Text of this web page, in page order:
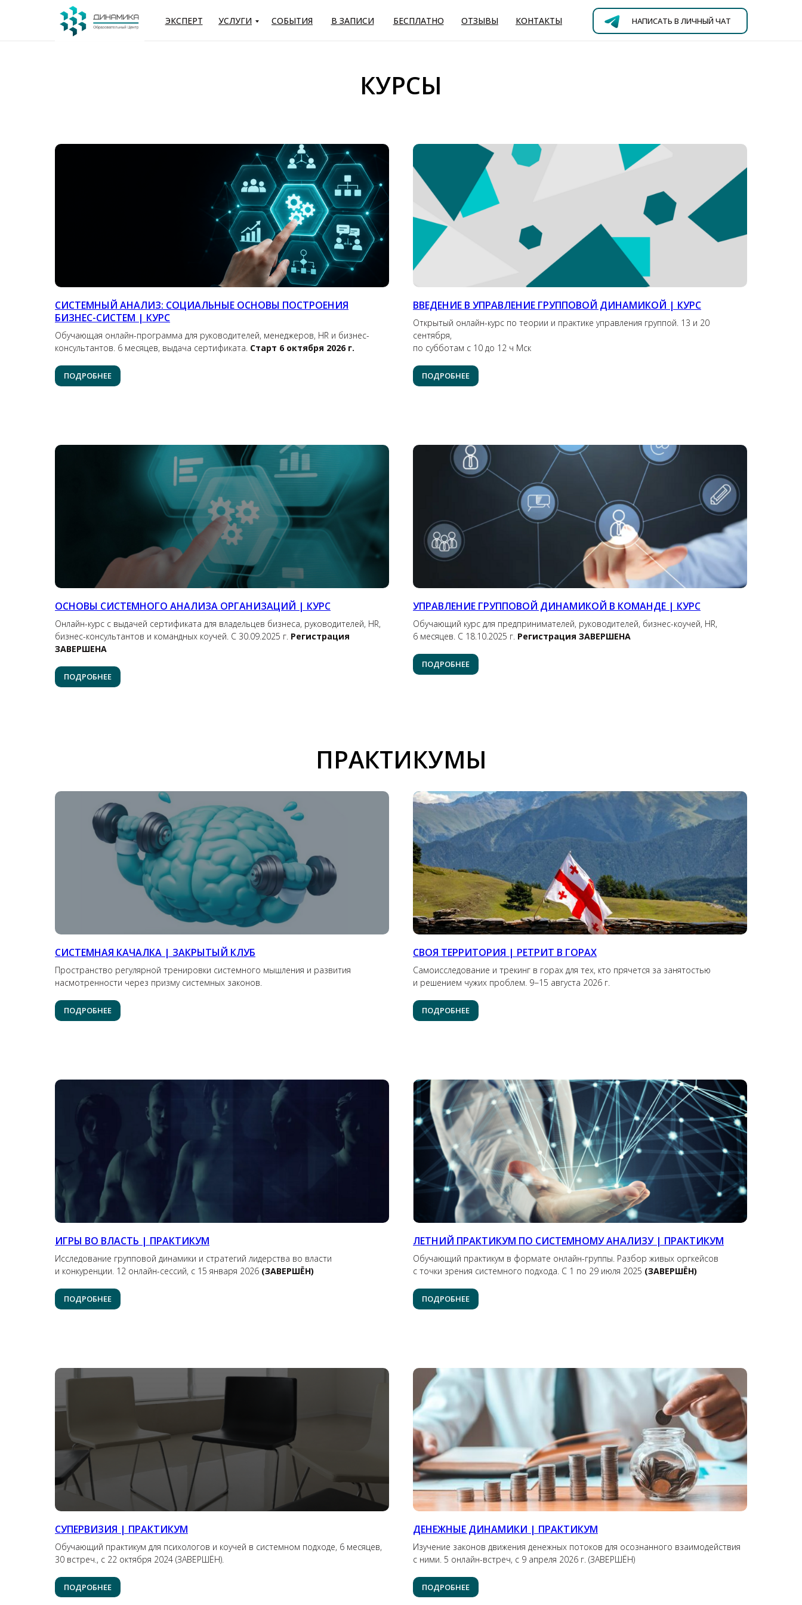
КОНТАКТЫ
БЕСПЛАТНО ОТЗЫВЫ
УСЛУГИ НАПИСАТЬ В ЛИЧНЫЙ ЧАТ
СОБЫТИЯ
ЭКСПЕРТ В ЗАПИСИ
КУРСЫ
СИСТЕМНЫЙ АНАЛИЗ: СОЦИАЛЬНЫЕ ОСНОВЫ ПОСТРОЕНИЯ
БИЗНЕС-СИСТЕМ | КУРС
Обучающая онлайн-программа для руководителей, менеджеров, HR и бизнес-
консультантов. 6 месяцев, выдача сертификата. Старт 6 октября 2026 г.
ПОДРОБНЕЕ
ВВЕДЕНИЕ В УПРАВЛЕНИЕ ГРУППОВОЙ ДИНАМИКОЙ | КУРС
Открытый онлайн-курс по теории и практике управления группой. 13 и 20
сентября,
по субботам с 10 до 12 ч Мск
ПОДРОБНЕЕ
ОСНОВЫ СИСТЕМНОГО АНАЛИЗА ОРГАНИЗАЦИЙ | КУРС
Онлайн-курс с выдачей сертификата для владельцев бизнеса, руководителей, HR,
бизнес-консультантов и командных коучей. С 30.09.2025 г. Регистрация
ЗАВЕРШЕНА
ПОДРОБНЕЕ
УПРАВЛЕНИЕ ГРУППОВОЙ ДИНАМИКОЙ В КОМАНДЕ | КУРС
Обучающий курс для предпринимателей, руководителей, бизнес-коучей, HR,
6 месяцев. С 18.10.2025 г. Регистрация ЗАВЕРШЕНА
ПОДРОБНЕЕ
ПРАКТИКУМЫ
СИСТЕМНАЯ КАЧАЛКА | ЗАКРЫТЫЙ КЛУБ
Пространство регулярной тренировки системного мышления и развития
насмотренности через призму системных законов.
ПОДРОБНЕЕ
СВОЯ ТЕРРИТОРИЯ | РЕТРИТ В ГОРАХ
Самоисследование и трекинг в горах для тех, кто прячется за занятостью
и решением чужих проблем. 9−15 августа 2026 г.
ПОДРОБНЕЕ
ИГРЫ ВО ВЛАСТЬ | ПРАКТИКУМ
Исследование групповой динамики и стратегий лидерства во власти
и конкуренции. 12 онлайн-сессий, с 15 января 2026 (ЗАВЕРШЁН)
ПОДРОБНЕЕ
ЛЕТНИЙ ПРАКТИКУМ ПО СИСТЕМНОМУ АНАЛИЗУ | ПРАКТИКУМ
Обучающий практикум в формате онлайн-группы. Разбор живых оргкейсов
с точки зрения системного подхода. С 1 по 29 июля 2025 (ЗАВЕРШЁН)
ПОДРОБНЕЕ
СУПЕРВИЗИЯ | ПРАКТИКУМ
Обучающий практикум для психологов и коучей в системном подходе, 6 месяцев,
30 встреч., с 22 октября 2024 (ЗАВЕРШЁН).
ПОДРОБНЕЕ
ДЕНЕЖНЫЕ ДИНАМИКИ | ПРАКТИКУМ
Изучение законов движения денежных потоков для осознанного взаимодействия
с ними. 5 онлайн-встреч, с 9 апреля 2026 г. (ЗАВЕРШЁН)
ПОДРОБНЕЕ